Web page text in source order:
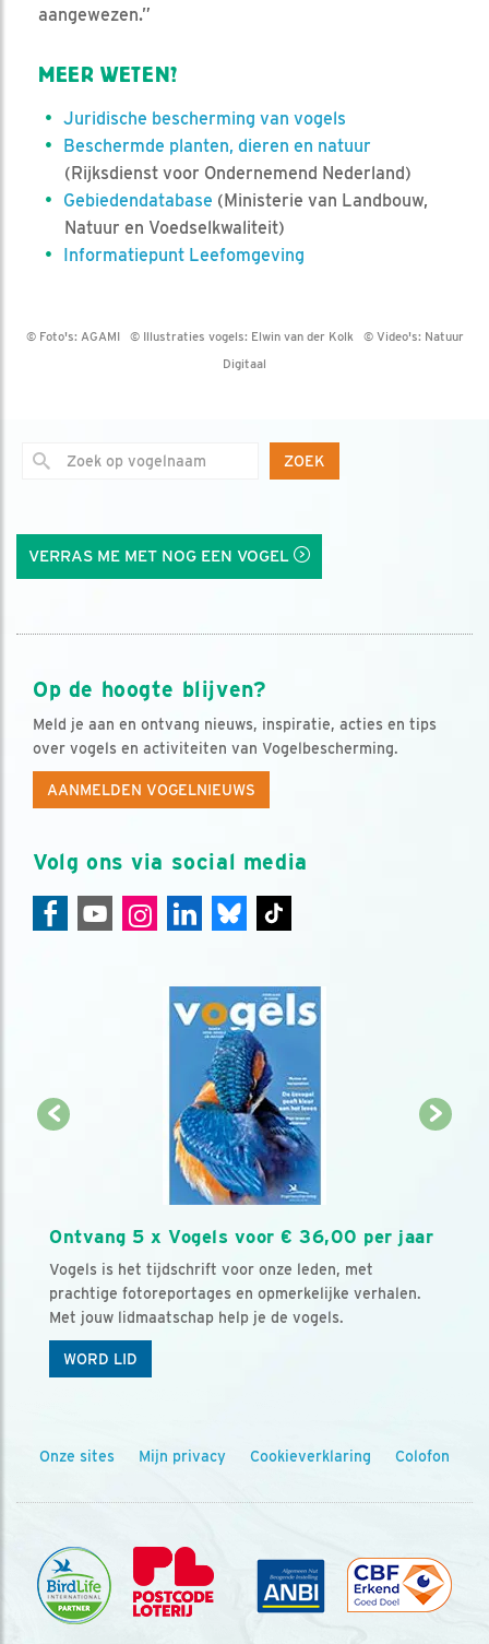
aangewezen.”
MEER WETEN?
Juridische bescherming van vogels
Beschermde planten, dieren en natuur
(Rijksdienst voor Ondernemend Nederland)
Gebiedendatabase (Ministerie van Landbouw,
Natuur en Voedselkwaliteit)
Informatiepunt Leefomgeving
© Foto's: AGAMI© Illustraties vogels: Elwin van der Kolk© Video's: Natuur
Digitaal
ZOEK
VERRAS ME MET NOG EEN VOGEL
Op de hoogte blijven?
Meld je aan en ontvang nieuws, inspiratie, acties en tips
over vogels en activiteiten van Vogelbescherming.
AANMELDEN VOGELNIEUWS
Volg ons via social media
Ontvang 5 x Vogels voor € 36,00 per jaar
Vogels is het tijdschrift voor onze leden, met
prachtige fotoreportages en opmerkelijke verhalen.
Met jouw lidmaatschap help je de vogels.
WORD LID
Onze sites Mijn privacy Cookieverklaring Colofon